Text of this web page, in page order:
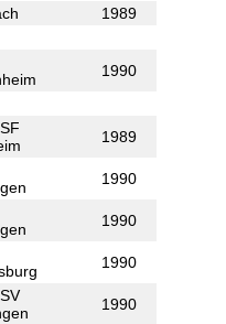
1989
1990
1989
1990
1990
1990
1990